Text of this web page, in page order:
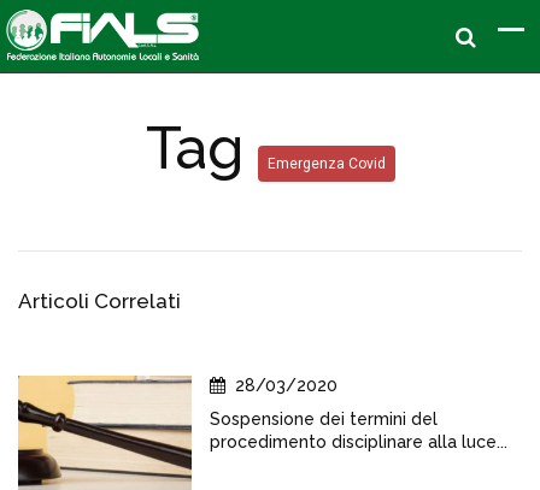
Tag Emergenza Covid
Articoli Correlati
28/03/2020
Sospensione dei termini del
procedimento disciplinare alla luce...